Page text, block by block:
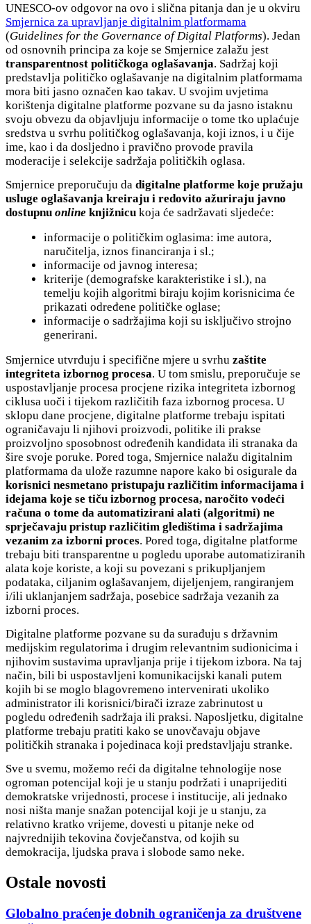
UNESCO-ov odgovor na ovo i slična pitanja dan je u okviru
Smjernica za upravljanje digitalnim platformama
(Guidelines for the Governance of Digital Platforms). Jedan
od osnovnih principa za koje se Smjernice zalažu jest
transparentnost političkoga oglašavanja. Sadržaj koji
predstavlja političko oglašavanje na digitalnim platformama
mora biti jasno označen kao takav. U svojim uvjetima
korištenja digitalne platforme pozvane su da jasno istaknu
svoju obvezu da objavljuju informacije o tome tko uplaćuje
sredstva u svrhu političkog oglašavanja, koji iznos, i u čije
ime, kao i da dosljedno i pravično provode pravila
moderacije i selekcije sadržaja političkih oglasa.
Smjernice preporučuju da digitalne platforme koje pružaju
usluge oglašavanja kreiraju i redovito ažuriraju javno
dostupnu online knjižnicu koja će sadržavati sljedeće:
informacije o političkim oglasima: ime autora,
naručitelja, iznos financiranja i sl.;
informacije od javnog interesa;
kriterije (demografske karakteristike i sl.), na
temelju kojih algoritmi biraju kojim korisnicima će
prikazati određene političke oglase;
informacije o sadržajima koji su isključivo strojno
generirani.
Smjernice utvrđuju i specifične mjere u svrhu zaštite
integriteta izbornog procesa. U tom smislu, preporučuje se
uspostavljanje procesa procjene rizika integriteta izbornog
ciklusa uoči i tijekom različitih faza izbornog procesa. U
sklopu dane procjene, digitalne platforme trebaju ispitati
ograničavaju li njihovi proizvodi, politike ili prakse
proizvoljno sposobnost određenih kandidata ili stranaka da
šire svoje poruke. Pored toga, Smjernice nalažu digitalnim
platformama da ulože razumne napore kako bi osigurale da
korisnici nesmetano pristupaju različitim informacijama i
idejama koje se tiču izbornog procesa, naročito vodeći
računa o tome da automatizirani alati (algoritmi) ne
sprječavaju pristup različitim gledištima i sadržajima
vezanim za izborni proces. Pored toga, digitalne platforme
trebaju biti transparentne u pogledu uporabe automatiziranih
alata koje koriste, a koji su povezani s prikupljanjem
podataka, ciljanim oglašavanjem, dijeljenjem, rangiranjem
i/ili uklanjanjem sadržaja, posebice sadržaja vezanih za
izborni proces.
Digitalne platforme pozvane su da surađuju s državnim
medijskim regulatorima i drugim relevantnim sudionicima i
njihovim sustavima upravljanja prije i tijekom izbora. Na taj
način, bili bi uspostavljeni komunikacijski kanali putem
kojih bi se moglo blagovremeno intervenirati ukoliko
administrator ili korisnici/birači izraze zabrinutost u
pogledu određenih sadržaja ili praksi. Naposljetku, digitalne
platforme trebaju pratiti kako se unovčavaju objave
političkih stranaka i pojedinaca koji predstavljaju stranke.
Sve u svemu, možemo reći da digitalne tehnologije nose
ogroman potencijal koji je u stanju podržati i unaprijediti
demokratske vrijednosti, procese i institucije, ali jednako
nosi ništa manje snažan potencijal koji je u stanju, za
relativno kratko vrijeme, dovesti u pitanje neke od
najvrednijih tekovina čovječanstva, od kojih su
demokracija, ljudska prava i slobode samo neke.
Ostale novosti
Globalno praćenje dobnih ograničenja za društvene